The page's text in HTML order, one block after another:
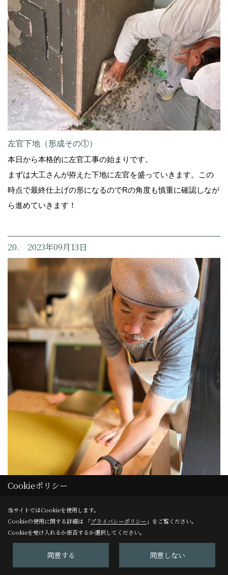
左官下地（形成その①）
本日から本格的に左官工事の始まりです。
まずは大工さんが拵えた下地に左官を盛っていきます。この
時点で最終仕上げの形になるのでRの角度も慎重に確認しなが
ら進めていきます！
20. 2023年09月13日
キッチン収納扉の塗装です。
Cookieポリシー
当サイトではCookieを使用します。
Cookieの使用に関する詳細は 「プライバシーポリシー 」をご覧ください。
Cookieを受け入れるか拒否するか選択してください。
同意する 同意しない